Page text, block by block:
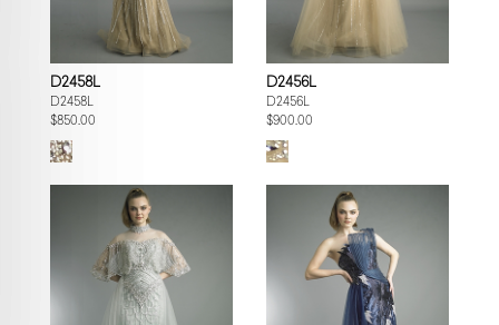
D2458L
D2458L
$850.00
D2456L
D2456L
$900.00